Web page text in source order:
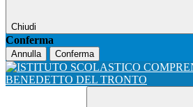
Chiudi
Conferma
Annulla Conferma